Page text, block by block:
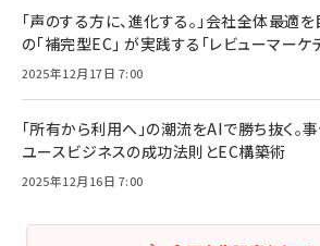
「声のする方に、進化する。」会社全体最適
の「補完型EC」 が実践する「レビューマーケ
2025年12月17日 7:00
「所有から利用へ」の潮流をAIで勝ち抜く。
ユースビジネスの成功法則とEC構築術
2025年12月16日 7:00